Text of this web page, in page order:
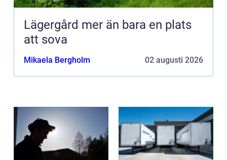
Lägergård mer än bara en plats
att sova
Mikaela Bergholm 02 augusti 2026